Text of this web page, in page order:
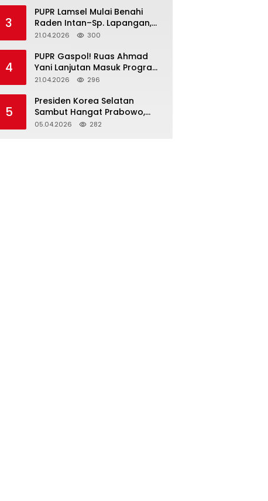
3
‎PUPR Lamsel Mulai Benahi
Raden Intan–Sp. Lapangan,
Jalan Vital Jadi Prioritas
21.04.2026 300
4
‎PUPR Gaspol! Ruas Ahmad
Yani Lanjutan Masuk Program
Rutin 2026
21.04.2026 296
5
Presiden Korea Selatan
Sambut Hangat Prabowo,
Tegaskan Kemitraan
05.04.2026 282